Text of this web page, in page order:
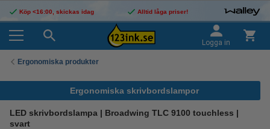
Köp <16:00, skickas idag Alltid låga priser!
Logga in
Ergonomiska produkter
Ergonomiska skrivbordslampor
LED skrivbordslampa | Broadwing TLC 9100 touchless |
svart